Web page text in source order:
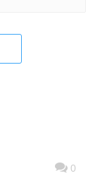
0